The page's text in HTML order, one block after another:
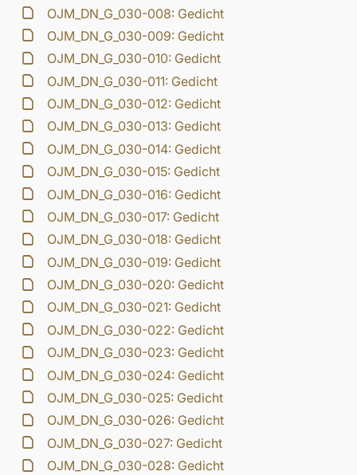
OJM_DN_G_030-008: Gedicht
OJM_DN_G_030-009: Gedicht
OJM_DN_G_030-010: Gedicht
OJM_DN_G_030-011: Gedicht
OJM_DN_G_030-012: Gedicht
OJM_DN_G_030-013: Gedicht
OJM_DN_G_030-014: Gedicht
OJM_DN_G_030-015: Gedicht
OJM_DN_G_030-016: Gedicht
OJM_DN_G_030-017: Gedicht
OJM_DN_G_030-018: Gedicht
OJM_DN_G_030-019: Gedicht
OJM_DN_G_030-020: Gedicht
OJM_DN_G_030-021: Gedicht
OJM_DN_G_030-022: Gedicht
OJM_DN_G_030-023: Gedicht
OJM_DN_G_030-024: Gedicht
OJM_DN_G_030-025: Gedicht
OJM_DN_G_030-026: Gedicht
OJM_DN_G_030-027: Gedicht
OJM_DN_G_030-028: Gedicht